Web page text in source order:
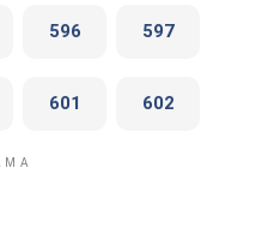
596 597
601 602